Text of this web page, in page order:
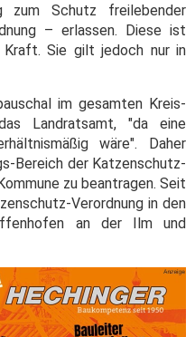
zum Schutz freilebender
– erlassen. Diese ist
Sie gilt jedoch nur in
im gesamten Kreis-
Landratsamt, "da eine
wäre". Daher
Bereich der Katzenschutz-
zu beantragen. Seit
Verordnung in den
an der Ilm und